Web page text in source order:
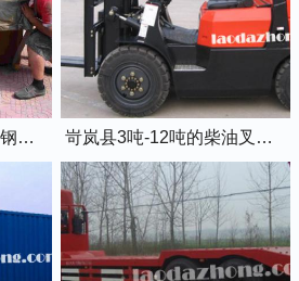
岢岚县几名师傅正在抬钢琴上楼 岢岚县3吨-12吨的柴油叉车出租